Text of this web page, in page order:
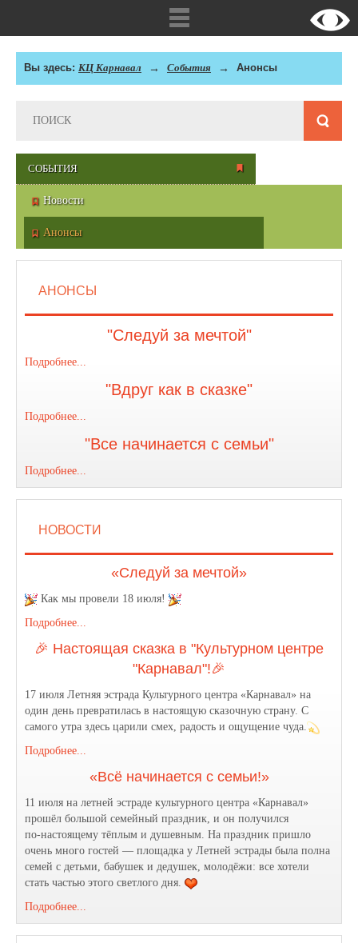
Вы здесь: КЦ Карнавал События Анонсы
СОБЫТИЯ
Новости
Анонсы
АНОНСЫ
"Следуй за мечтой"
Подробнее...
"Вдруг как в сказке"
Подробнее...
"Все начинается с семьи"
Подробнее...
НОВОСТИ
«Следуй за мечтой»
Как мы провели 18 июля!
Подробнее...
🎉 Настоящая сказка в "Культурном центре
"Карнавал"!🎉
17 июля Летняя эстрада Культурного центра «Карнавал» на
один день превратилась в настоящую сказочную страну. С
самого утра здесь царили смех, радость и ощущение чуда.
Подробнее...
«Всё начинается с семьи!»
11 июля на летней эстраде культурного центра «Карнавал»
прошёл большой семейный праздник, и он получился
по‑настоящему тёплым и душевным. На праздник пришло
очень много гостей — площадка у Летней эстрады была полна
семей с детьми, бабушек и дедушек, молодёжи: все хотели
стать частью этого светлого дня.
Подробнее...